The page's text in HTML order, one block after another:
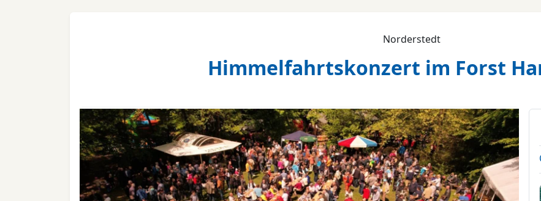
Norderstedt
Himmelfahrtskonzert im Forst